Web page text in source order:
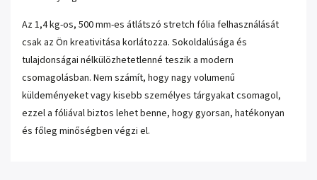
Az 1,4 kg-os, 500 mm-es átlátszó stretch fólia felhasználását
csak az Ön kreativitása korlátozza. Sokoldalúsága és
tulajdonságai nélkülözhetetlenné teszik a modern
csomagolásban. Nem számít, hogy nagy volumenű
küldeményeket vagy kisebb személyes tárgyakat csomagol,
ezzel a fóliával biztos lehet benne, hogy gyorsan, hatékonyan
és főleg minőségben végzi el.